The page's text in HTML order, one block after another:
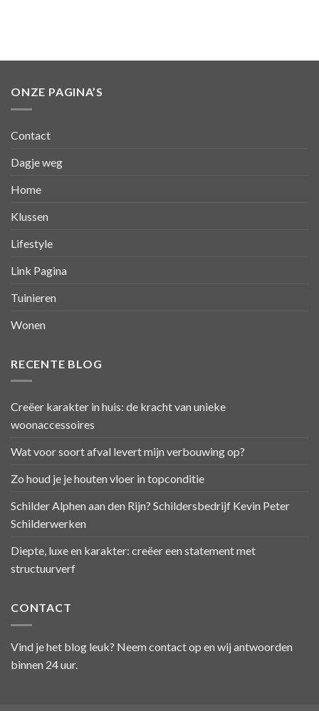
ONZE PAGINA’S
Contact
Dagje weg
Home
Klussen
Lifestyle
Link Pagina
Tuinieren
Wonen
RECENTE BLOG
Creëer karakter in huis: de kracht van unieke
woonaccessoires
Wat voor soort afval levert mijn verbouwing op?
Zo houd je je houten vloer in topconditie
Schilder Alphen aan den Rijn? Schildersbedrijf Kevin Peter
Schilderwerken
Diepte, luxe en karakter: creëer een statement met
structuurverf
CONTACT
Vind je het blog leuk? Neem contact op en wij antwoorden
binnen 24 uur.